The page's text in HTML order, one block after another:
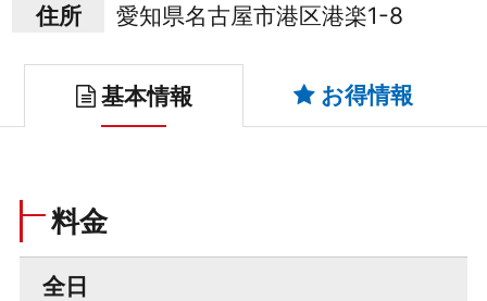
住所
愛知県名古屋市港区港楽1-8
基本情報 お得情報
料金
全日